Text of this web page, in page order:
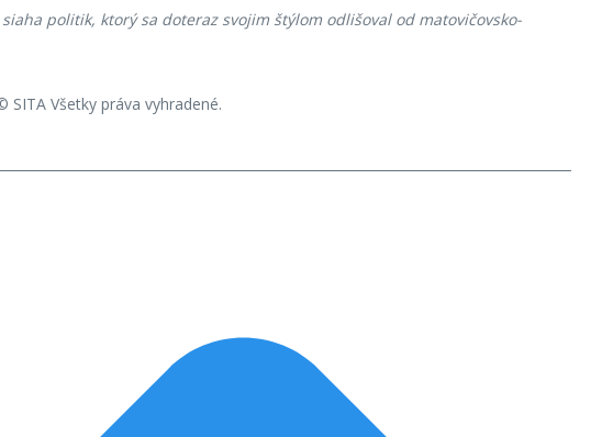
politik, ktorý sa doteraz svojim štýlom odlišoval od matovičovsko-
SITA Všetky práva vyhradené.